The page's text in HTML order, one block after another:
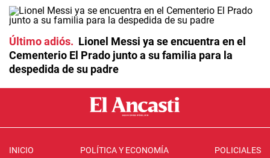
Último adiós
Lionel Messi ya se encuentra en el
Cementerio El Prado junto a su familia para la
despedida de su padre
INICIO POLÍTICA Y ECONOMÍA POLICIALES